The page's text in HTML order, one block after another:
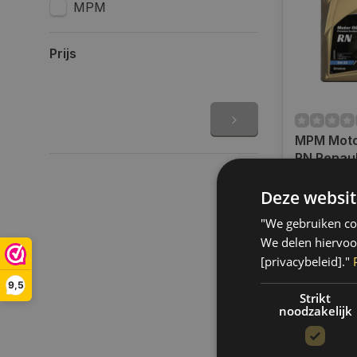
9,5
MPM
Prijs
MPM
RN
Liter |
Op
uur
gratis
BE)
€93,15
Vergelijk
Deze
"We gebruiken
We delen
[privacybeleid]."
Strikt
noodzakelijk